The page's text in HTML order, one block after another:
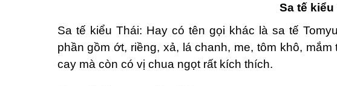
Sa tế kiểu
Sa tế kiểu Thái: Hay có tên gọi khác là sa tế
phần gồm ớt, riềng, xả, lá chanh, me, tôm khô,
cay mà còn có vị chua ngọt rất kích thích.